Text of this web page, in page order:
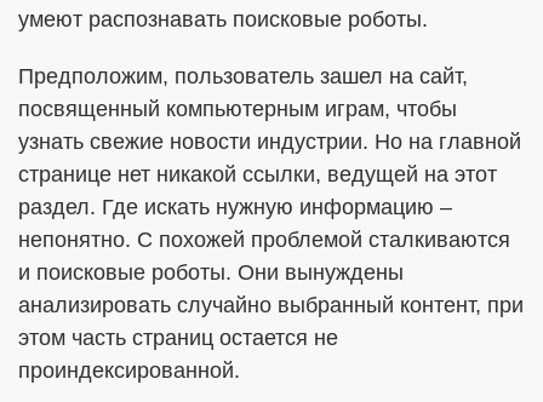
умеют распознавать поисковые роботы.
Предположим, пользователь зашел на сайт,
посвященный компьютерным играм, чтобы
узнать свежие новости индустрии. Но на главной
странице нет никакой ссылки, ведущей на этот
раздел. Где искать нужную информацию –
непонятно. С похожей проблемой сталкиваются
и поисковые роботы. Они вынуждены
анализировать случайно выбранный контент, при
этом часть страниц остается не
проиндексированной.